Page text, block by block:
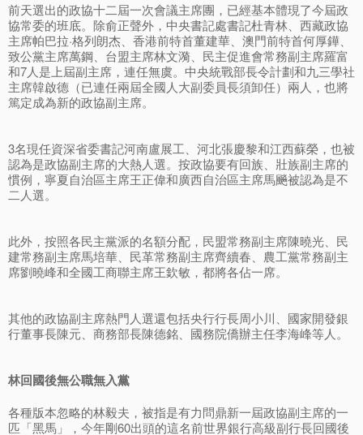
前天選出的政協十二屆一次會議主席團，已經基本體現了今屆政
協常委的班底。除俞正聲外，中央書記處書記杜青林、西藏政協
主席帕巴拉·格列朗杰、香港前特首董建華、澳門前特首何厚鏵、
致公黨主席萬鋼、台盟主席林文漪、民主促進會常務副主席羅富
和7人是上屆副主席，連任無虞。中央統戰部長令計劃和九三學社
主席韓啟德（已連任兩屆全國人大副委員長須卸任）兩人，也將
篤定成為新的政協副主席。
3名現任資深省委書記河南盧展工、河北張慶黎和江西蘇榮，也被
認為是政協副主席的大熱人選。按政協要有回族、壯族副主席的
慣例，寧夏自治區主席王正偉和廣西自治區主席馬飈被認為是不
二人選。
此外，按照各民主黨派的名額分配，民盟常務副主席陳曉光、民
建常務副主席馬培華、民革常務副主席齊續春、農工黨常務副主
席劉曉峰和全國工商聯主席王欽敏，都將各佔一席。
其他的政協副主席熱門人選還包括央行行長周小川、國家開發銀
行董事長陳元、商務部長陳德銘、國務院僑辦主任李海峰等人。
林回國後無公職無入黨
各種版本忽略的林毅夫，被指是有力問鼎新一屆政協副主席的一
匹「黑馬」，今年剛60出頭的這名前世界銀行高級副行長回國後